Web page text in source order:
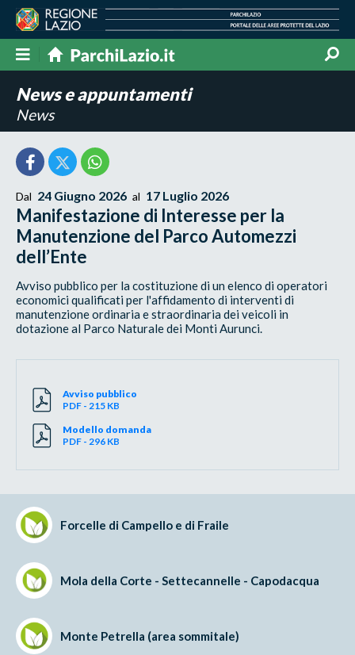
News e appuntamenti
News
Dal 24 Giugno 2026 al 17 Luglio 2026
Manifestazione di Interesse per la
Manutenzione del Parco Automezzi
dell’Ente
Avviso pubblico per la costituzione di un elenco di operatori
economici qualificati per l'affidamento di interventi di
manutenzione ordinaria e straordinaria dei veicoli in
dotazione al Parco Naturale dei Monti Aurunci.
Avviso pubblico
PDF - 215 KB
Modello domanda
PDF - 296 KB
Forcelle di Campello e di Fraile
Mola della Corte - Settecannelle - Capodacqua
Monte Petrella (area sommitale)